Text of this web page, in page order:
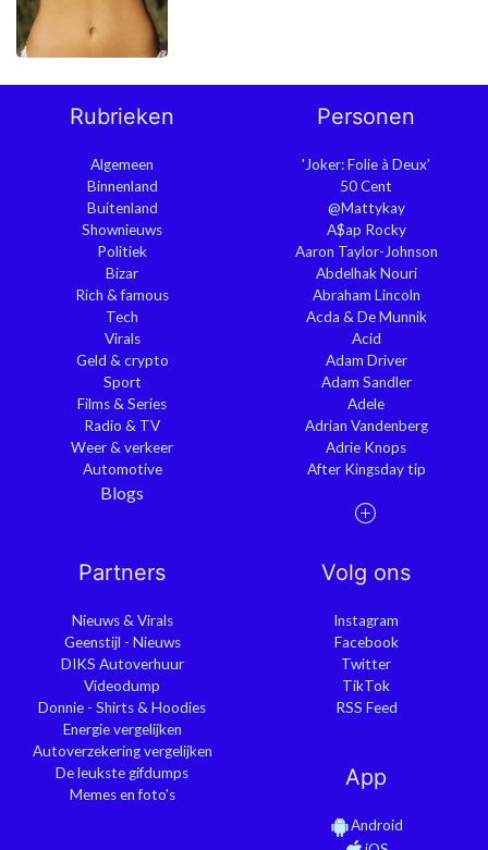
Rubrieken
Algemeen
Binnenland
Buitenland
Shownieuws
Politiek
Bizar
Rich & famous
Tech
Virals
Geld & crypto
Sport
Films & Series
Radio & TV
Weer & verkeer
Automotive
Blogs
Personen
'Joker: Folie à Deux'
50 Cent
@Mattykay
A$ap Rocky
Aaron Taylor-Johnson
Abdelhak Nouri
Abraham Lincoln
Acda & De Munnik
Acid
Adam Driver
Adam Sandler
Adele
Adrian Vandenberg
Adrie Knops
After Kingsday tip
Partners
Nieuws & Virals
Geenstijl - Nieuws
DIKS Autoverhuur
Videodump
Donnie - Shirts & Hoodies
Energie vergelijken
Autoverzekering vergelijken
De leukste gifdumps
Memes en foto's
Volg ons
Instagram
Facebook
Twitter
TikTok
RSS Feed
App
Android